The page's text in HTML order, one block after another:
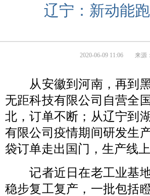
辽宁：新动能
2020-06-09 11:06 来源：
从安徽到河南，再到
无距科技有限公司自营全
北，订单不断；从辽宁到
有限公司疫情期间研发生
袋订单走出国门，生产线
记者近日在老工业基地
稳步复工复产，一批包括